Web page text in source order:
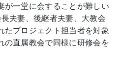
が一堂に会することが難しい
夫妻、後継者夫妻、大教会
たプロジェクト担当者を対象
の直属教会で同様に研修会を